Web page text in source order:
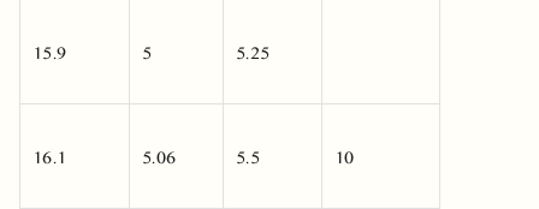
15.9 5 5.25
16.1 5.06 5.5 10